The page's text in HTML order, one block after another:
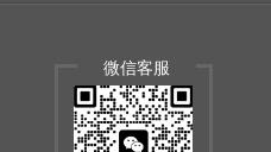
微信客服